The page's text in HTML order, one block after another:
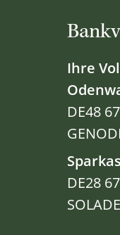
Ihre
DE48
DE28